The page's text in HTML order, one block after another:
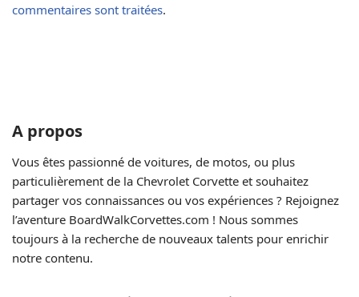
commentaires sont traitées.
A propos
Vous êtes passionné de voitures, de motos, ou plus
particulièrement de la Chevrolet Corvette et souhaitez
partager vos connaissances ou vos expériences ? Rejoignez
l’aventure BoardWalkCorvettes.com ! Nous sommes
toujours à la recherche de nouveaux talents pour enrichir
notre contenu.